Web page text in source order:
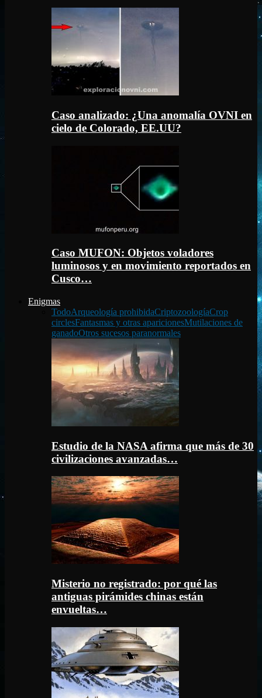
Caso analizado: ¿Una anomalía OVNI en
cielo de Colorado, EE.UU?
Caso MUFON: Objetos voladores
luminosos y en movimiento reportados en
Cusco…
Enigmas
TodoArqueología prohibidaCriptozoologíaCrop
circlesFantasmas y otras aparicionesMutilaciones de
ganadoOtros sucesos paranormales
Estudio de la NASA afirma que más de 30
civilizaciones avanzadas…
Misterio no registrado: por qué las
antiguas pirámides chinas están
envueltas…